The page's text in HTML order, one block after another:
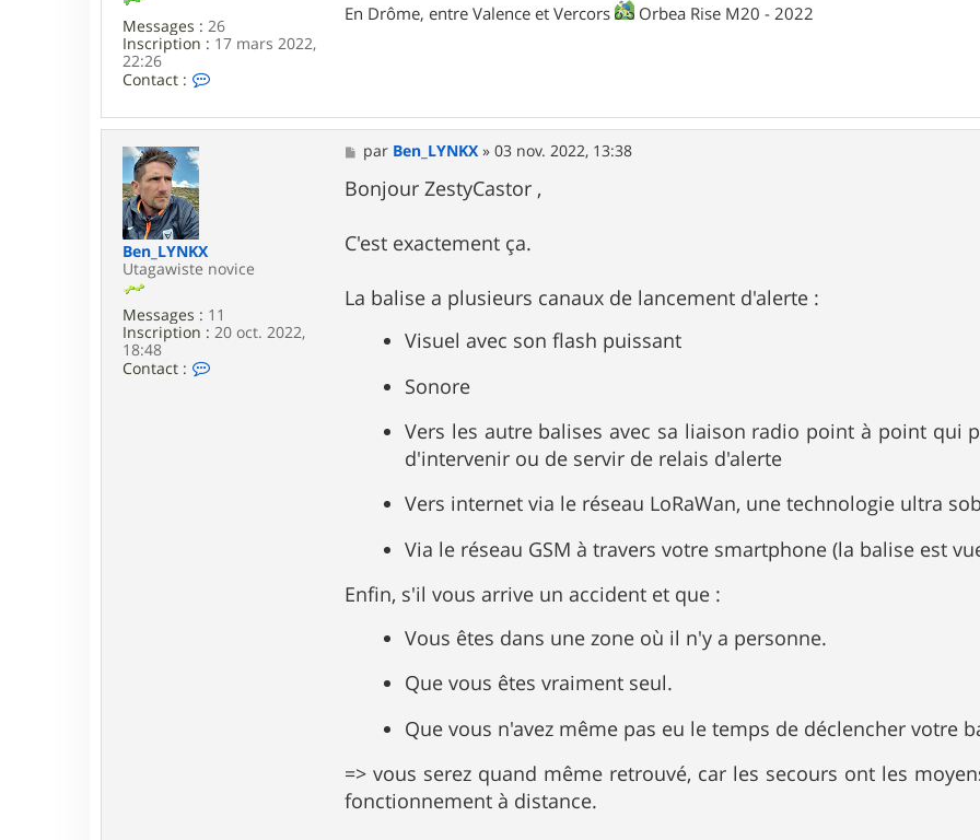
Messages : 26
Inscription : 17 mars 2022,
22:26
Contact :
n
t
r
s
d
e
En Drôme, entre Valence et Vercors Orbea Rise M20 - 2022
Ben_LYNKX
Utagawiste novice
Messages : 11
Inscription : 20 oct. 2022,
18:48
Contact :
M
e
s
s
g
e
par Ben_LYNKX »03 nov. 2022, 13:38
Bonjour ZestyCastor ,
C'est exactement ça.
La balise a plusieurs canaux de lancement d'alerte :
Visuel avec son flash puissant
Sonore
Vers les autre balises avec sa liaison radio point à point qui
d'intervenir ou de servir de relais d'alerte
Vers internet via le réseau LoRaWan, une technologie ultra
Via le réseau GSM à travers votre smartphone (la balise est
Enfin, s'il vous arrive un accident et que :
Vous êtes dans une zone où il n'y a personne.
Que vous êtes vraiment seul.
Que vous n'avez même pas eu le temps de déclencher votre
=> vous serez quand même retrouvé, car les secours ont les
fonctionnement à distance.